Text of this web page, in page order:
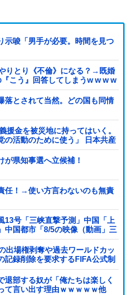
示唆「男手が必要。時間を見つ
りとり《不倫》になる？→既婚
こう』回答してしまうw w w w
落とされて当然。どの国も同情
援金を被災地に持ってはいく。
の活動のために使う」 日本共産
」
が県知事選へ立候補！
任！→使い方言わないのも無責
13号「三峡直撃予測」中国「上
中国都市「8/5の映像（動画」三
危機」中国「下流大水害（震え
出場権剥奪や過去ワールドカッ
記録削除を要求するFIFA公式制
！」
退部する奴が「俺たちは楽しく
て言い出す理由ｗｗｗｗｗ他